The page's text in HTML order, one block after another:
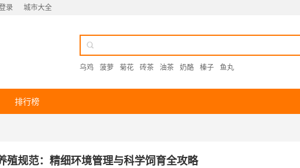
录 城市大全
乌鸡 菠萝 菊花 砖茶 油茶 奶酪 榛子 鱼丸
排行榜
殖规范：精细环境管理与科学饲育全攻略